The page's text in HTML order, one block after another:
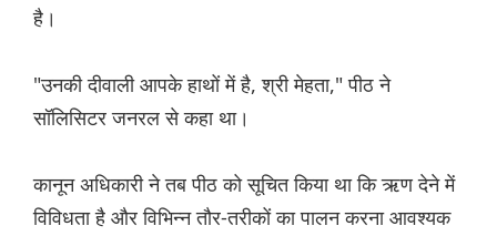
है।
"उनकी दीवाली आपके हाथों में है, श्री मेहता," पीठ ने
सॉलिसिटर जनरल से कहा था।
कानून अधिकारी ने तब पीठ को सूचित किया था कि ऋण देने में
विविधता है और विभिन्न तौर-तरीकों का पालन करना आवश्यक